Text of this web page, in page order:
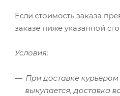
Если стоимость заказа
заказе ниже указанной
Условия:
При доставке
выкупается, доставка